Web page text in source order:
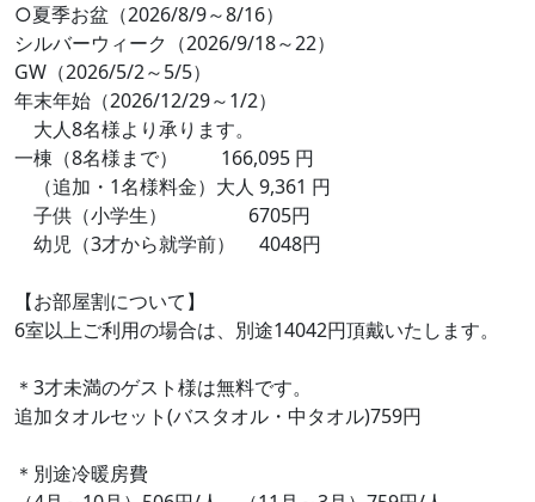
○夏季お盆（2026/8/9～8/16）
シルバーウィーク（2026/9/18～22）
GW（2026/5/2～5/5）
年末年始（2026/12/29～1/2）
大人8名様より承ります。
一棟（8名様まで） 166,095 円
（追加・1名様料金）大人 9,361 円
子供（小学生） 6705円
幼児（3才から就学前） 4048円
【お部屋割について】
6室以上ご利用の場合は、別途14042円頂戴いたします。
＊3才未満のゲスト様は無料です。
追加タオルセット(バスタオル・中タオル)759円
＊別途冷暖房費